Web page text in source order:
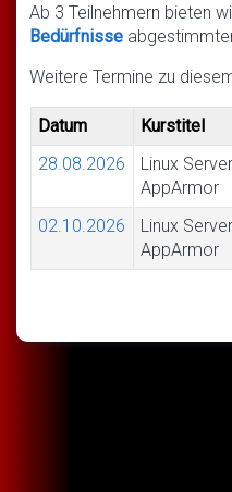
Ab 3 Teilnehmern bieten
Bedürfnisse
Weitere Termine zu
Datum Kurstitel
28.08.2026
Linux
AppArmor
02.10.2026
Linux
AppArmor